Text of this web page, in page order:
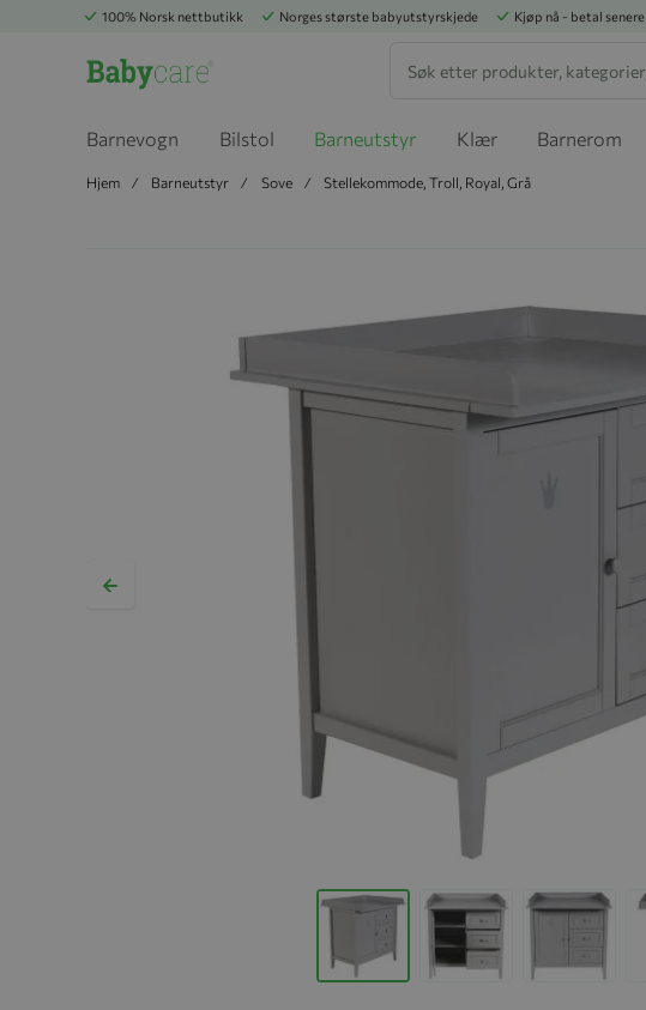
100% Norsk nettbutikk Norges største babyutstyrskjede Kjøp nå - betal senere
Barnevogn Bilstol Barneutstyr Klær Barnerom
Hjem Barneutstyr Sove Stellekommode, Troll, Royal, Grå